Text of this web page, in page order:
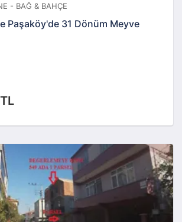
- BAĞ & BAHÇE
Paşaköy'de 31 Dönüm Meyve